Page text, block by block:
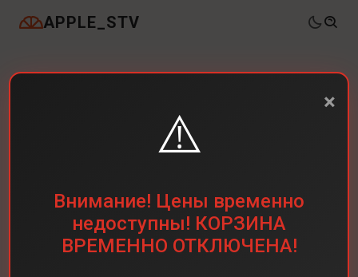
APPLE_STV
×
⚠️
Внимание! Цены временно
недоступны! КОРЗИНА
ВРЕМЕННО ОТКЛЮЧЕНА!